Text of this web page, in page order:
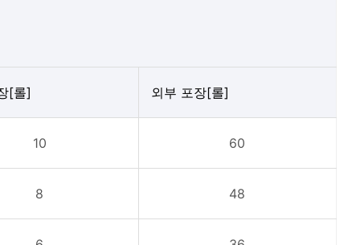
[롤] 외부 포장[롤]
10 60
8 48